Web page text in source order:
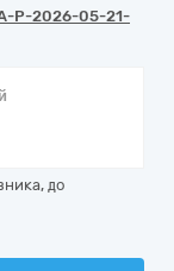
P-2026-05-21-
до